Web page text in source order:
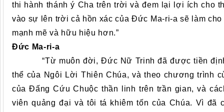
thi hành thánh ý Cha trên trời và đem lại lợi ích cho
vào sự lên trời cả hồn xác của Đức Ma-ri-a sẽ làm
mạnh mẽ và hữu hiệu hơn.”
Đức Ma-ri-a
“Từ muôn đời, Đức Nữ Trinh đã được tiền định
thể của Ngôi Lời Thiên Chúa, và theo chương trình
của Đấng Cứu Chuộc thần linh trên trần gian, và
viên quảng đại và tôi tá khiêm tốn của Chúa. Vì